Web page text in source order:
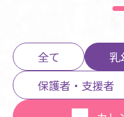
全て
乳
保護者・支援者